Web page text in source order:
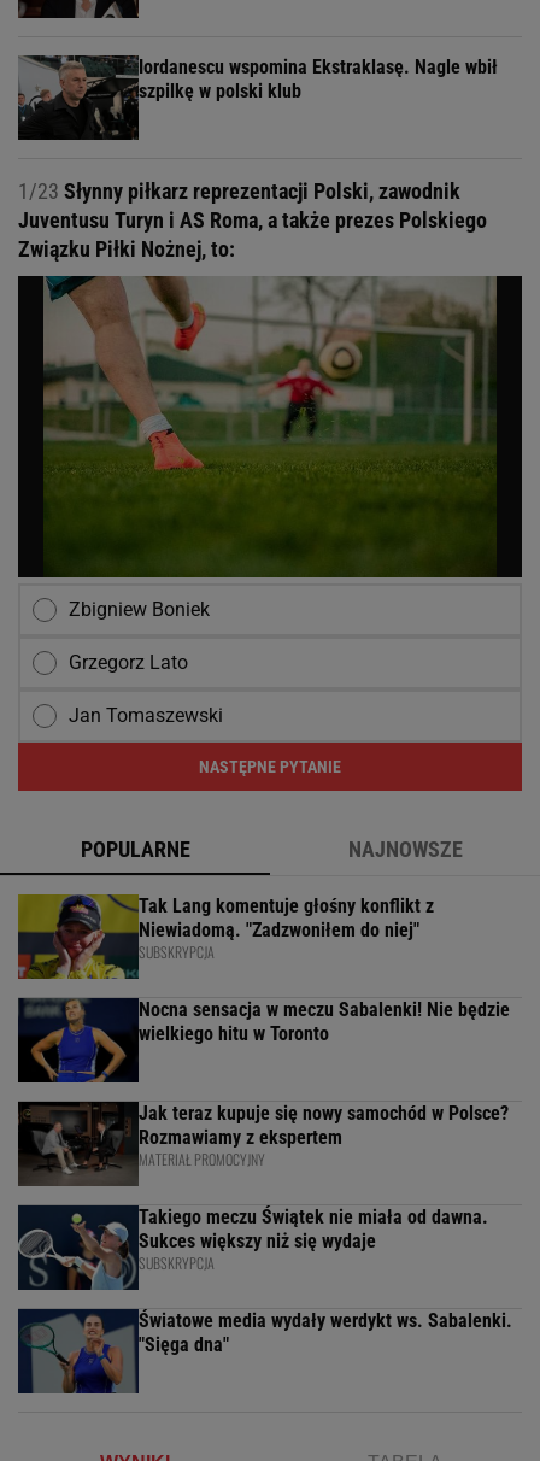
Iordanescu wspomina Ekstraklasę. Nagle wbił
szpilkę w polski klub
1/23 Słynny piłkarz reprezentacji Polski, zawodnik
Juventusu Turyn i AS Roma, a także prezes Polskiego
Związku Piłki Nożnej, to:
Zbigniew Boniek
Grzegorz Lato
Jan Tomaszewski
NASTĘPNE PYTANIE
POPULARNE NAJNOWSZE
Tak Lang komentuje głośny konflikt z
Niewiadomą. "Zadzwoniłem do niej"
SUBSKRYPCJA
Nocna sensacja w meczu Sabalenki! Nie będzie
wielkiego hitu w Toronto
Jak teraz kupuje się nowy samochód w Polsce?
Rozmawiamy z ekspertem
MATERIAŁ PROMOCYJNY
Takiego meczu Świątek nie miała od dawna.
Sukces większy niż się wydaje
SUBSKRYPCJA
Światowe media wydały werdykt ws. Sabalenki.
"Sięga dna"